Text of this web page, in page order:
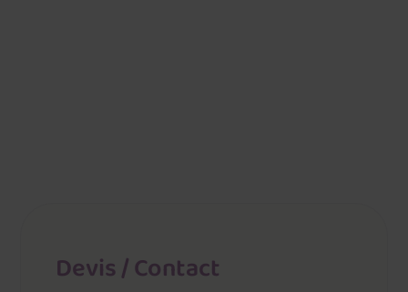
Devis / Contact